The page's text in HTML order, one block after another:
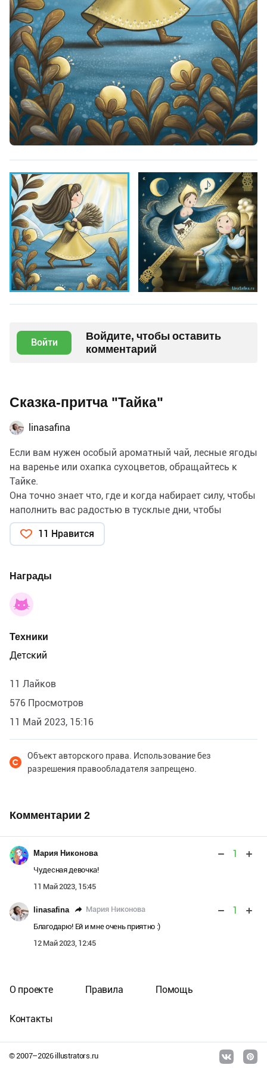
Войти
Войдите, чтобы оставить
комментарий
Сказка-притча "Тайка"
linasafina
Если вам нужен особый ароматный чай, лесные ягоды
на варенье или охапка сухоцветов, обращайтесь к
Тайке.
Она точно знает что, где и когда набирает силу, чтобы
наполнить вас радостью в тусклые дни, чтобы
исцелить печаль души, чтобы вернуть в сердце веру.
Тайка лучший знаток местной ботаники и маленьких
лугах конечно.
11 Нравится
Награды
Техники
Детский
11 Лайков
576 Просмотров
11 Май 2023, 15:16
Объект авторского права. Использование без
разрешения правообладателя запрещено.
Комментарии 2
Мария Никонова 1
Чудесная девочка!
11 Май 2023, 15:45
linasafina Мария Никонова 1
Благодарю! Ей и мне очень приятно :)
12 Май 2023, 12:45
© 2007–2026illustrators.ru
О проекте Правила Помощь
Контакты